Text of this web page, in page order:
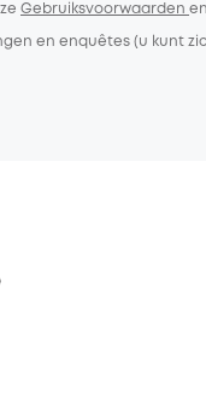
Gebruiksvoorwaarden en
en enquêtes (u kunt